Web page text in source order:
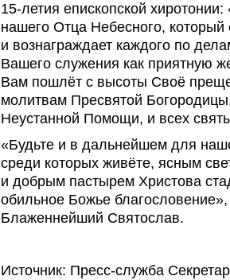
15-летия епископской
нашего Отца Небесного,
и вознаграждает каждого по
Вашего служения как приятную
Вам пошлёт с высоты Своё
молитвам Пресвятой
Неустанной Помощи, и всех
«Будьте и в дальнейшем для
среди которых живёте, ясным
и добрым пастырем Христова
обильное Божье благословение»,
Блаженнейший Святослав.
Источник: Пресс-служба